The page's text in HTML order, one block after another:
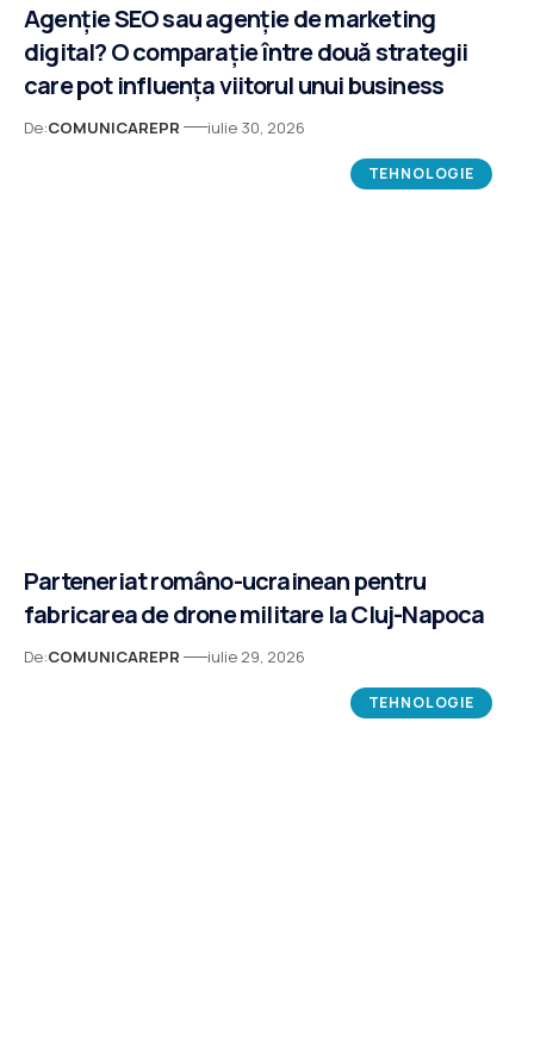
Agenție SEO sau agenție de marketing
digital? O comparație între două strategii
care pot influența viitorul unui business
De:COMUNICAREPR iulie 30, 2026
TEHNOLOGIE
Parteneriat româno-ucrainean pentru
fabricarea de drone militare la Cluj-Napoca
De:COMUNICAREPR iulie 29, 2026
TEHNOLOGIE